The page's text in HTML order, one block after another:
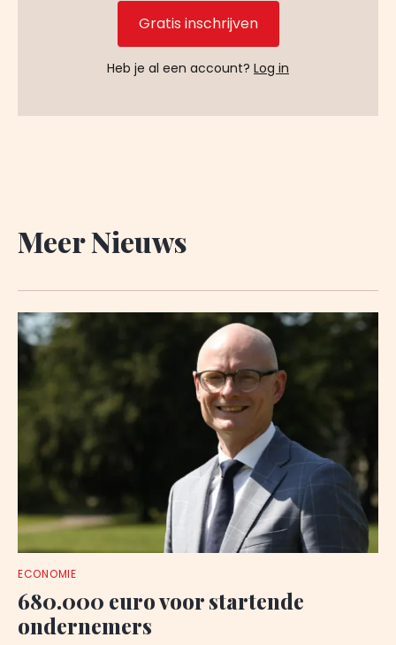
Gratis inschrijven
Heb je al een account? Log in
Meer Nieuws
ECONOMIE
680.000 euro voor startende
ondernemers